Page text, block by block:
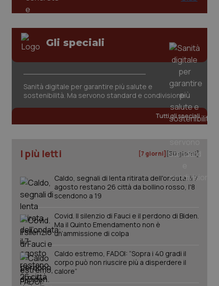
Gli speciali
Sanità digitale per garantire più salute e
sostenibilità. Ma servono standard e condivisione
Tutti gli speciali
I più letti [7 giorni] [30 giorni]
Caldo, segnali di lenta ritirata dell'ondata: il 7
agosto restano 26 città da bollino rosso, l'8
scendono a 19
Covid. Il silenzio di Fauci e il perdono di Biden.
Ma il Quinto Emendamento non è
un’ammissione di colpa
Caldo estremo, FADOI: “Sopra i 40 gradi il
corpo può non riuscire più a disperdere il
calore”
tracking-sites-ironfish-
www.quotidianosanita.it
2
_ga
Google LLC
.quotidianosanita.it